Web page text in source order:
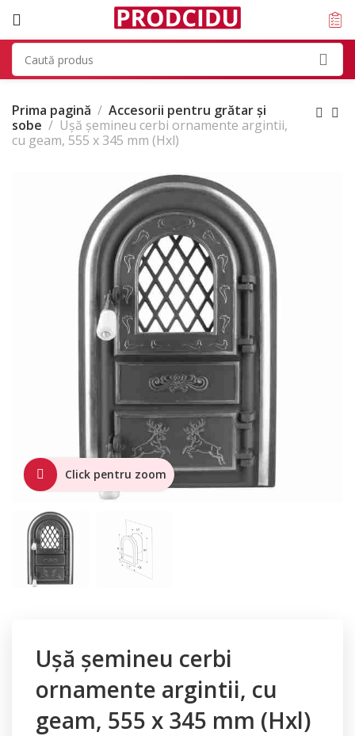
Prima pagină
Accesorii pentru grătar și
sobe
Ușă șemineu cerbi ornamente argintii,
cu geam, 555 x 345 mm (Hxl)
Click pentru zoom
Ușă șemineu cerbi
ornamente argintii, cu
geam, 555 x 345 mm (Hxl)